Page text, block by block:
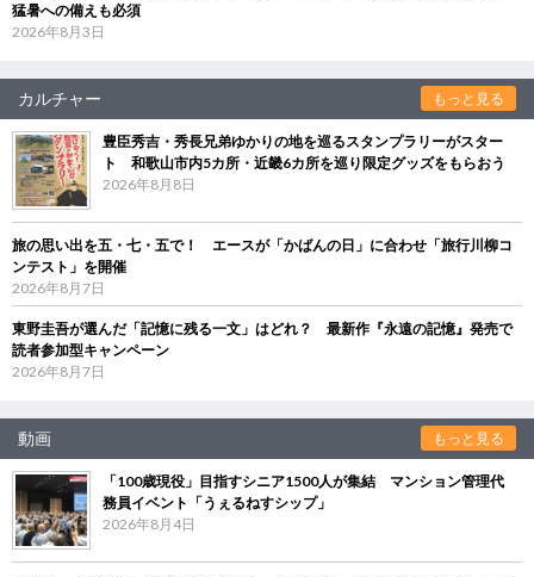
猛暑への備えも必須
2026年8月3日
カルチャー もっと見る
豊臣秀吉・秀長兄弟ゆかりの地を巡るスタンプラリーがスター
ト 和歌山市内5カ所・近畿6カ所を巡り限定グッズをもらおう
2026年8月8日
旅の思い出を五・七・五で！ エースが「かばんの日」に合わせ「旅行川柳コ
ンテスト」を開催
2026年8月7日
東野圭吾が選んだ「記憶に残る一文」はどれ？ 最新作『永遠の記憶』発売で
読者参加型キャンペーン
2026年8月7日
動画 もっと見る
「100歳現役」目指すシニア1500人が集結 マンション管理代
務員イベント「うぇるねすシップ」
2026年8月4日